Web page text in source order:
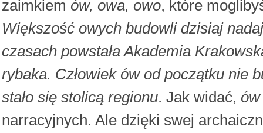
zaimkiem ów, owa, owo, które
Większość owych budowli dzisiaj
czasach powstała Akademia
rybaka. Człowiek ów od początku nie
stało się stolicą regionu. Jak widać, ów
narracyjnych. Ale dzięki swej